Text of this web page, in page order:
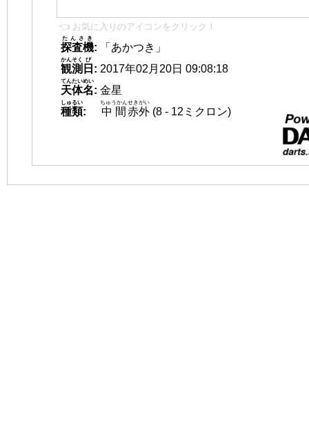
👈 お気に入りのアイコンをクリック！
探査機
たんさき
:
「あかつき」
観測
かんそく
日
び
: 2017年02月20日 09:08:18
天体名
てんたいめい
: 金星
種類
しゅるい
: 中間
ちゅうかん
赤外
せきがい
(8 - 12ミクロン)